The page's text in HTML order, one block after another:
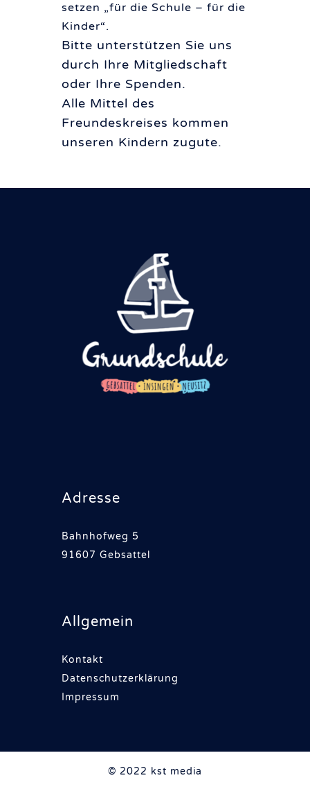
setzen „für die Schule – für die
Kinder“.
Bitte unterstützen Sie uns
durch Ihre Mitgliedschaft
oder Ihre Spenden.
Alle Mittel des
Freundeskreises kommen
unseren Kindern zugute.
Adresse
Bahnhofweg 5
91607 Gebsattel
Allgemein
Kontakt
Datenschutzerklärung
Impressum
© 2022 kst media